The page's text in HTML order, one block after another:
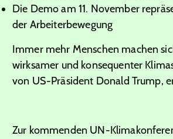
Die Demo am 11. November
der Arbeiterbewegung
Immer mehr Menschen machen
wirksamer und konsequenter
von US-Präsident Donald Trump,
Zur kommenden UN-